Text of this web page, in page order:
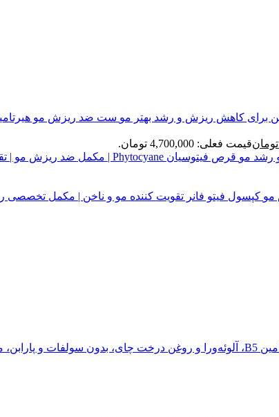
ست ضد ریزش مو
تومانقیمت فعلی: 4,700,000 تومان.
قرص فیتوسیان Phytocyane | مکمل ضد ریزش مو | تقویت و رشد مو
کپسول فیتو فانر تقویت کننده مو و ناخن | مکمل تخصصی